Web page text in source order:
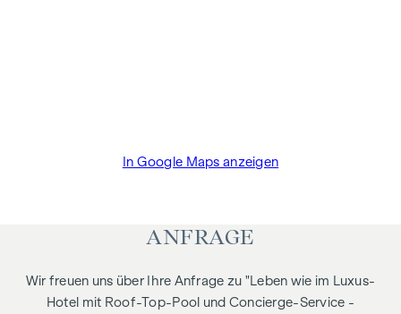
In Google Maps anzeigen
ANFRAGE
Wir freuen uns über Ihre Anfrage zu "Leben wie im Luxus-
Hotel mit Roof-Top-Pool und Concierge-Service -